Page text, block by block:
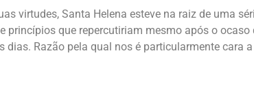
virtudes, Santa Helena esteve na raiz de uma
princípios que repercutiriam mesmo após o ocaso
dias. Razão pela qual nos é particularmente cara a